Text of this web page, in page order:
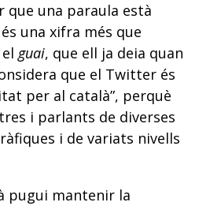
que una paraula està
una xifra més que
guai, que ell ja deia quan
que el Twitter és
per al català”, perquè
i parlants de diverses
i de variats nivells
pugui mantenir la